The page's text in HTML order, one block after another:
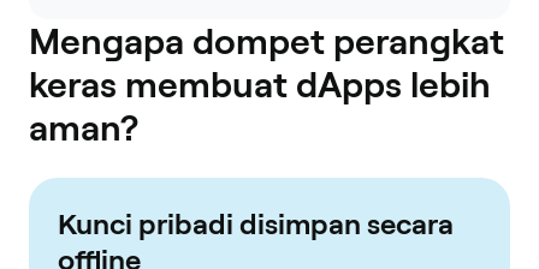
Mengapa dompet perangkat
keras membuat dApps lebih
aman?
Kunci pribadi disimpan secara
offline